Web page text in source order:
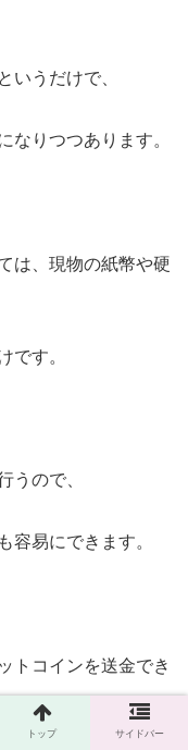
いうだけで、
なりつつあります。
は、現物の紙幣や硬
です。
うので、
容易にできます。
トコインを送金でき
トップ サイドバー